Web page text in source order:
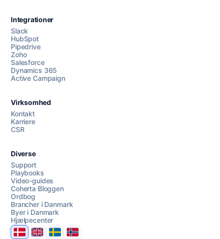
Chat med os
AI Campaign Assist
Integrationer
Slack
HubSpot
Pipedrive
Zoho
Salesforce
Dynamics 365
Active Campaign
Virksomhed
Kontakt
Karriere
CSR
Diverse
Support
Playbooks
Video-guides
Coherta Bloggen
Ordbog
Brancher i Danmark
Byer i Danmark
Hjælpecenter
DanmarkUnited Kingdom
SverigeNorge